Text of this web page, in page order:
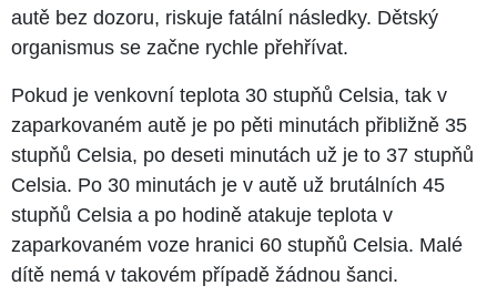
autě bez dozoru, riskuje fatální následky. Dětský
organismus se začne rychle přehřívat.
Pokud je venkovní teplota 30 stupňů Celsia, tak v
zaparkovaném autě je po pěti minutách přibližně 35
stupňů Celsia, po deseti minutách už je to 37 stupňů
Celsia. Po 30 minutách je v autě už brutálních 45
stupňů Celsia a po hodině atakuje teplota v
zaparkovaném voze hranici 60 stupňů Celsia. Malé
dítě nemá v takovém případě žádnou šanci.